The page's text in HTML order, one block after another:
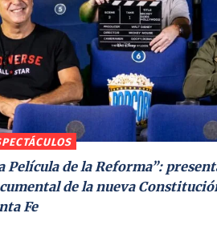
Película de la Reforma”:
de la nueva
Fe